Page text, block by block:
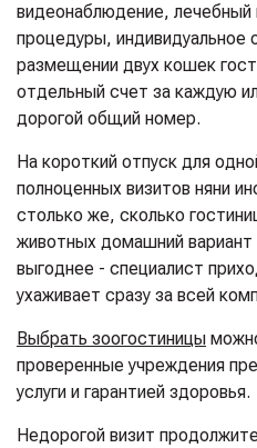
видеонаблюдение,
процедуры,
размещении двух кошек
отдельный счет за каждую
дорогой общий номер.
На короткий отпуск для
полноценных визитов няни
столько же, сколько
животных домашний вариант
выгоднее - специалист
ухаживает сразу за всей
Выбрать зоогостиницы
проверенные учреждения
услуги и гарантией здоровья.
Недорогой визит